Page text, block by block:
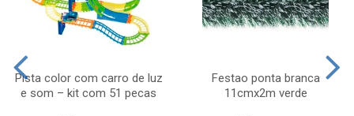
Pista color com carro de luz
e som – kit com 51 pecas
Festao ponta branca
11cmx2m verde